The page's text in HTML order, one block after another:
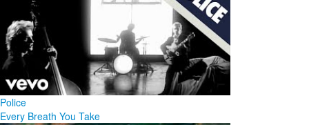
Police
Every Breath You Take